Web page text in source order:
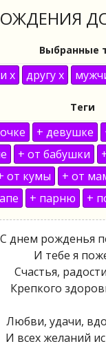
Выбранные
x другу x
Теги
+ девушке
+ от бабушки
от кумы + от
+ парню +
С днем рожденья
И тебе я
Счастья,
Крепкого
Любви, удачи,
И всех желаний